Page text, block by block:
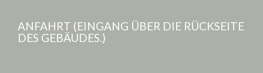
ANFAHRT (EINGANG ÜBER DIE RÜCKSEITE
DES GEBÄUDES.)